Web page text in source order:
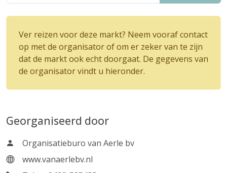
Ver reizen voor deze markt? Neem vooraf contact
op met de organisator of om er zeker van te zijn
dat de markt ook echt doorgaat. De gegevens van
de organisator vindt u hieronder.
Georganiseerd door
Organisatieburo van Aerle bv
www.vanaerlebv.nl